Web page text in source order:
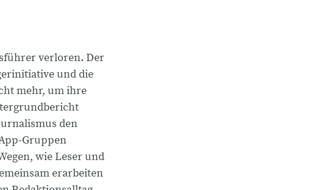
verloren. Der
und die
mehr, um ihre
den
Gruppen
wie Leser und
erarbeiten